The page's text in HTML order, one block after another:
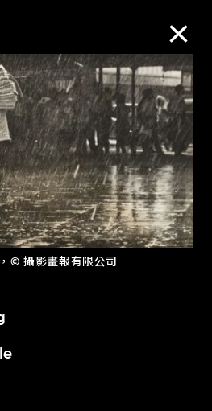
© 攝影畫報有限公司
藏品
搜索
十及二十一世紀視覺